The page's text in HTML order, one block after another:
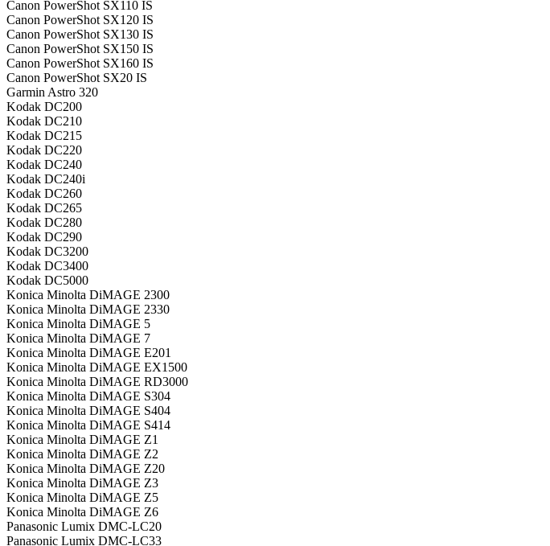
Canon PowerShot SX110 IS
Canon PowerShot SX120 IS
Canon PowerShot SX130 IS
Canon PowerShot SX150 IS
Canon PowerShot SX160 IS
Canon PowerShot SX20 IS
Garmin Astro 320
Kodak DC200
Kodak DC210
Kodak DC215
Kodak DC220
Kodak DC240
Kodak DC240i
Kodak DC260
Kodak DC265
Kodak DC280
Kodak DC290
Kodak DC3200
Kodak DC3400
Kodak DC5000
Konica Minolta DiMAGE 2300
Konica Minolta DiMAGE 2330
Konica Minolta DiMAGE 5
Konica Minolta DiMAGE 7
Konica Minolta DiMAGE E201
Konica Minolta DiMAGE EX1500
Konica Minolta DiMAGE RD3000
Konica Minolta DiMAGE S304
Konica Minolta DiMAGE S404
Konica Minolta DiMAGE S414
Konica Minolta DiMAGE Z1
Konica Minolta DiMAGE Z2
Konica Minolta DiMAGE Z20
Konica Minolta DiMAGE Z3
Konica Minolta DiMAGE Z5
Konica Minolta DiMAGE Z6
Panasonic Lumix DMC-LC20
Panasonic Lumix DMC-LC33